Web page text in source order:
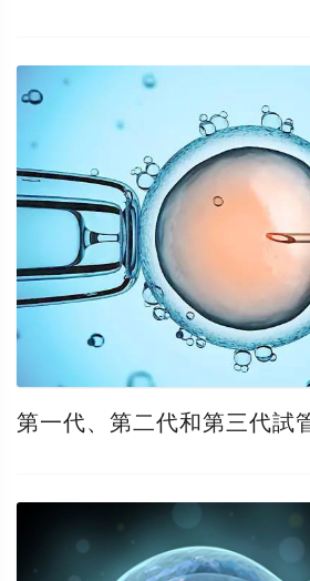
第一代、第二代和第三代試